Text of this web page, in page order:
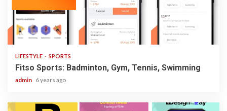
2 min read
LIFESTYLE SPORTS
Fitso Sports: Badminton, Gym, Tennis, Swimming
admin 6 years ago